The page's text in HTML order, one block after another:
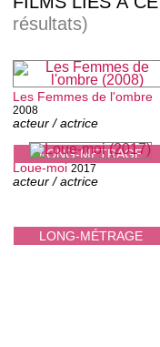
résultats)
LONG-MÉTRAGE
Les Femmes de l'ombre
2008
acteur / actrice
LONG-MÉTRAGE
Loue-moi 2017
acteur / actrice